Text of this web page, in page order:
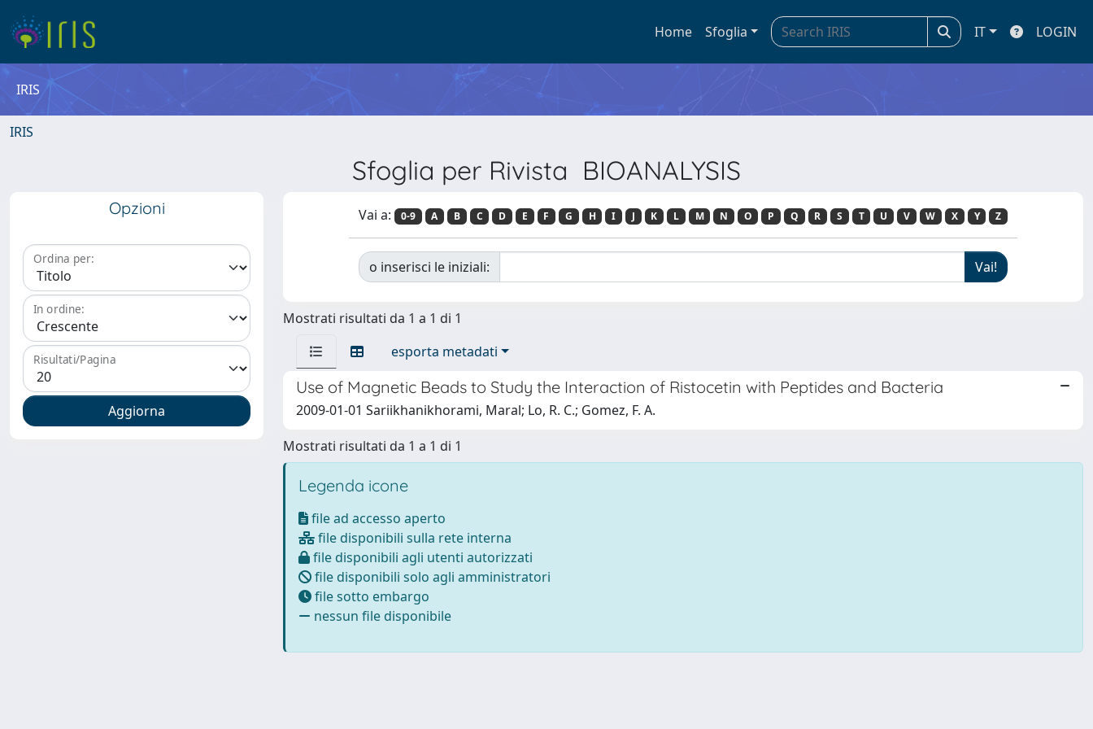
Home Sfoglia IT LOGIN
IRIS
IRIS
Sfoglia per Rivista BIOANALYSIS
Opzioni
Ordina per:
In ordine:
Risultati/Pagina
Vai a: 0-9 A B C D E F G H I J K L M N O P Q R S T U V W X Y Z
o inserisci le iniziali:
Mostrati risultati da 1 a 1 di 1
esporta metadati
Use of Magnetic Beads to Study the Interaction of Ristocetin with Peptides and Bacteria
2009-01-01 Sariikhanikhorami, Maral; Lo, R. C.; Gomez, F. A.
Mostrati risultati da 1 a 1 di 1
Legenda icone
file ad accesso aperto
file disponibili sulla rete interna
file disponibili agli utenti autorizzati
file disponibili solo agli amministratori
file sotto embargo
nessun file disponibile